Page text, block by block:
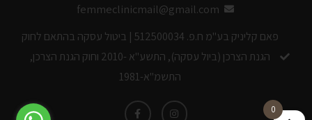
femmeclinicmail@gmail.com
פאם קליניק בע"מ ח.פ. 512500034 | ביטול עסקה בהתאם לחוק
הגנת הצרכן (ביול עסקה), התשע"א -2010 וחוק הגנת הצרכן,
התשמ"א-1981
0